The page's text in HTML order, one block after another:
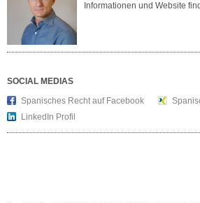
Informationen und Website
SOCIAL MEDIAS
Spanisches Recht auf Facebook
LinkedIn Profil